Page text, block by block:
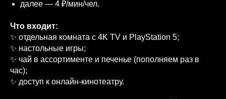
далее — 4 ₽/мин/чел.
Что входит:
✨ отдельная комната с 4K TV и PlayStation 5;
✨ настольные игры;
✨ чай в ассортименте и печенье (пополняем раз в
час);
✨ доступ к онлайн‑кинотеатру.